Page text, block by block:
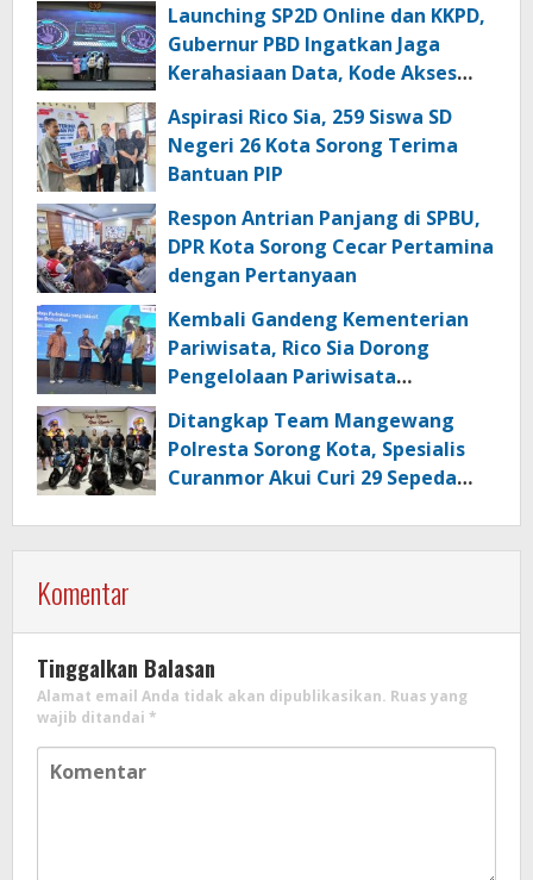
Launching SP2D Online dan KKPD,
Gubernur PBD Ingatkan Jaga
Kerahasiaan Data, Kode Akses
Aspirasi Rico Sia, 259 Siswa SD
Negeri 26 Kota Sorong Terima
Bantuan PIP
Respon Antrian Panjang di SPBU,
DPR Kota Sorong Cecar Pertamina
dengan Pertanyaan
Kembali Gandeng Kementerian
Pariwisata, Rico Sia Dorong
Pengelolaan Pariwisata
Ditangkap Team Mangewang
Polresta Sorong Kota, Spesialis
Curanmor Akui Curi 29 Sepeda
Komentar
Tinggalkan Balasan
Alamat email Anda tidak akan dipublikasikan. Ruas yang
wajib ditandai *